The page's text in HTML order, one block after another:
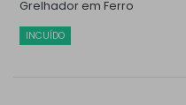
Grelhador em Ferro
INCUÍDO